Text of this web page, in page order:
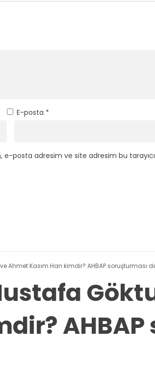
E-posta *
e-posta adresim ve site adresim bu
Ahmet Kasım Han kimdir? AHBAP soruşturması